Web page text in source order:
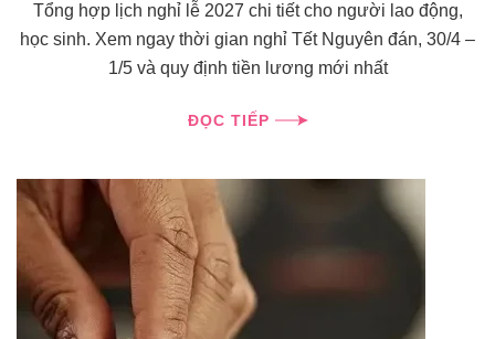
Tổng hợp lịch nghỉ lễ 2027 chi tiết cho người lao động,
học sinh. Xem ngay thời gian nghỉ Tết Nguyên đán, 30/4 –
1/5 và quy định tiền lương mới nhất
ĐỌC TIẾP